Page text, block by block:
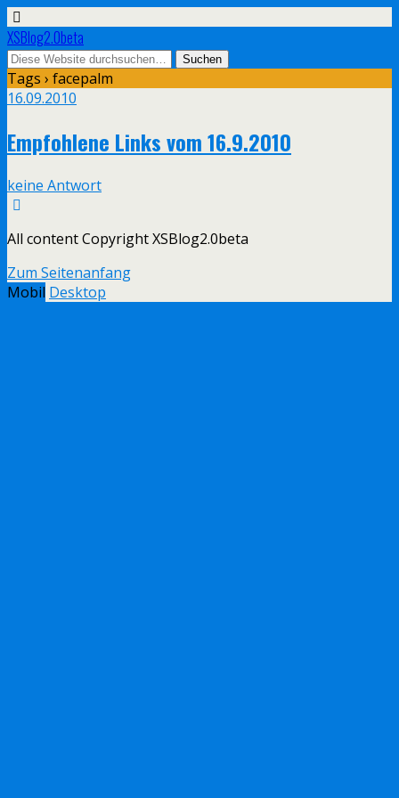
XSBlog2.0beta
Tags › facepalm
16.09.2010
Empfohlene Links vom 16.9.2010
keine Antwort
All content Copyright XSBlog2.0beta
Zum Seitenanfang
Mobil Desktop